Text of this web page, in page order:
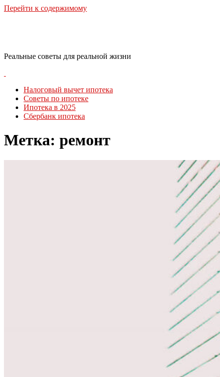
Перейти к содержимому
Реальные советы для реальной жизни
Налоговый вычет ипотека
Советы по ипотеке
Ипотека в 2025
Сбербанк ипотека
Метка: ремонт